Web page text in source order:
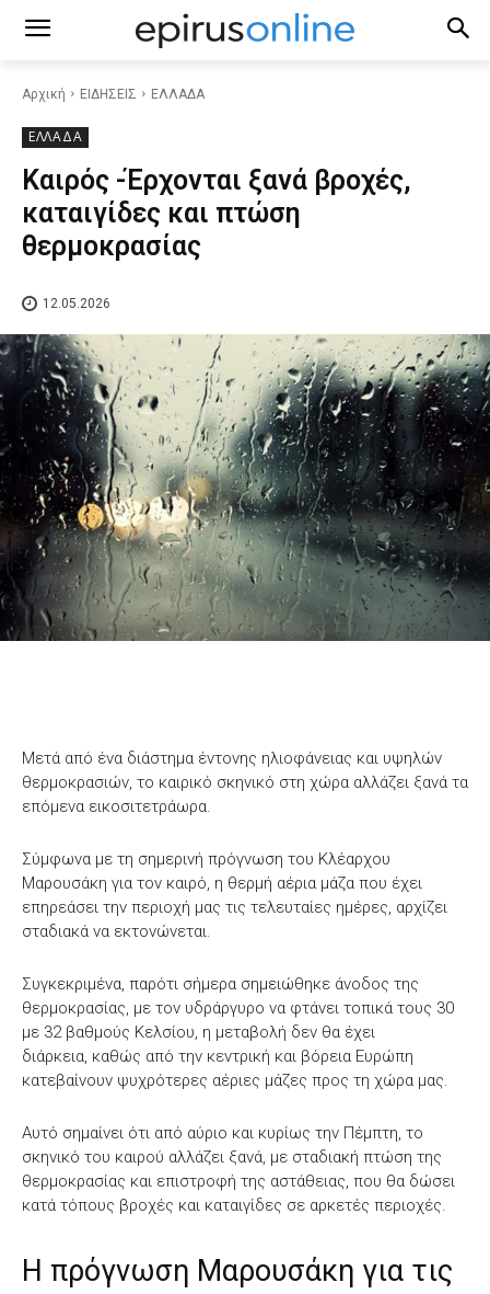
Αρχική ΕΙΔΗΣΕΙΣ ΕΛΛΑΔΑ
ΕΛΛΑΔΑ
Καιρός -Έρχονται ξανά βροχές,
καταιγίδες και πτώση
θερμοκρασίας
12.05.2026
Μετά από ένα διάστημα έντονης ηλιοφάνειας και υψηλών
θερμοκρασιών, το καιρικό σκηνικό στη χώρα αλλάζει ξανά τα
επόμενα εικοσιτετράωρα.
Σύμφωνα με τη σημερινή πρόγνωση του Κλέαρχου
Μαρουσάκη για τον καιρό, η θερμή αέρια μάζα που έχει
επηρεάσει την περιοχή μας τις τελευταίες ημέρες, αρχίζει
σταδιακά να εκτονώνεται.
Συγκεκριμένα, παρότι σήμερα σημειώθηκε άνοδος της
θερμοκρασίας, με τον υδράργυρο να φτάνει τοπικά τους 30
με 32 βαθμούς Κελσίου, η μεταβολή δεν θα έχει
διάρκεια, καθώς από την κεντρική και βόρεια Ευρώπη
κατεβαίνουν ψυχρότερες αέριες μάζες προς τη χώρα μας.
Αυτό σημαίνει ότι από αύριο και κυρίως την Πέμπτη, το
σκηνικό του καιρού αλλάζει ξανά, με σταδιακή πτώση της
θερμοκρασίας και επιστροφή της αστάθειας, που θα δώσει
κατά τόπους βροχές και καταιγίδες σε αρκετές περιοχές.
Η πρόγνωση Μαρουσάκη για τις